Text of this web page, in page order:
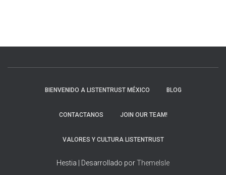
BIENVENIDO A LISTENTRUST MÉXICO BLOG
CONTACTANOS JOIN OUR TEAM!
VALORES Y CULTURA LISTENTRUST
Hestia | Desarrollado porThemeIsle